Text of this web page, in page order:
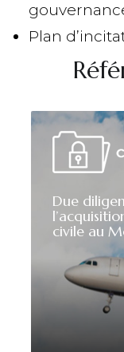
Plan
Due
civile au